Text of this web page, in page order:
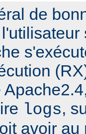
de
logs,
avoir